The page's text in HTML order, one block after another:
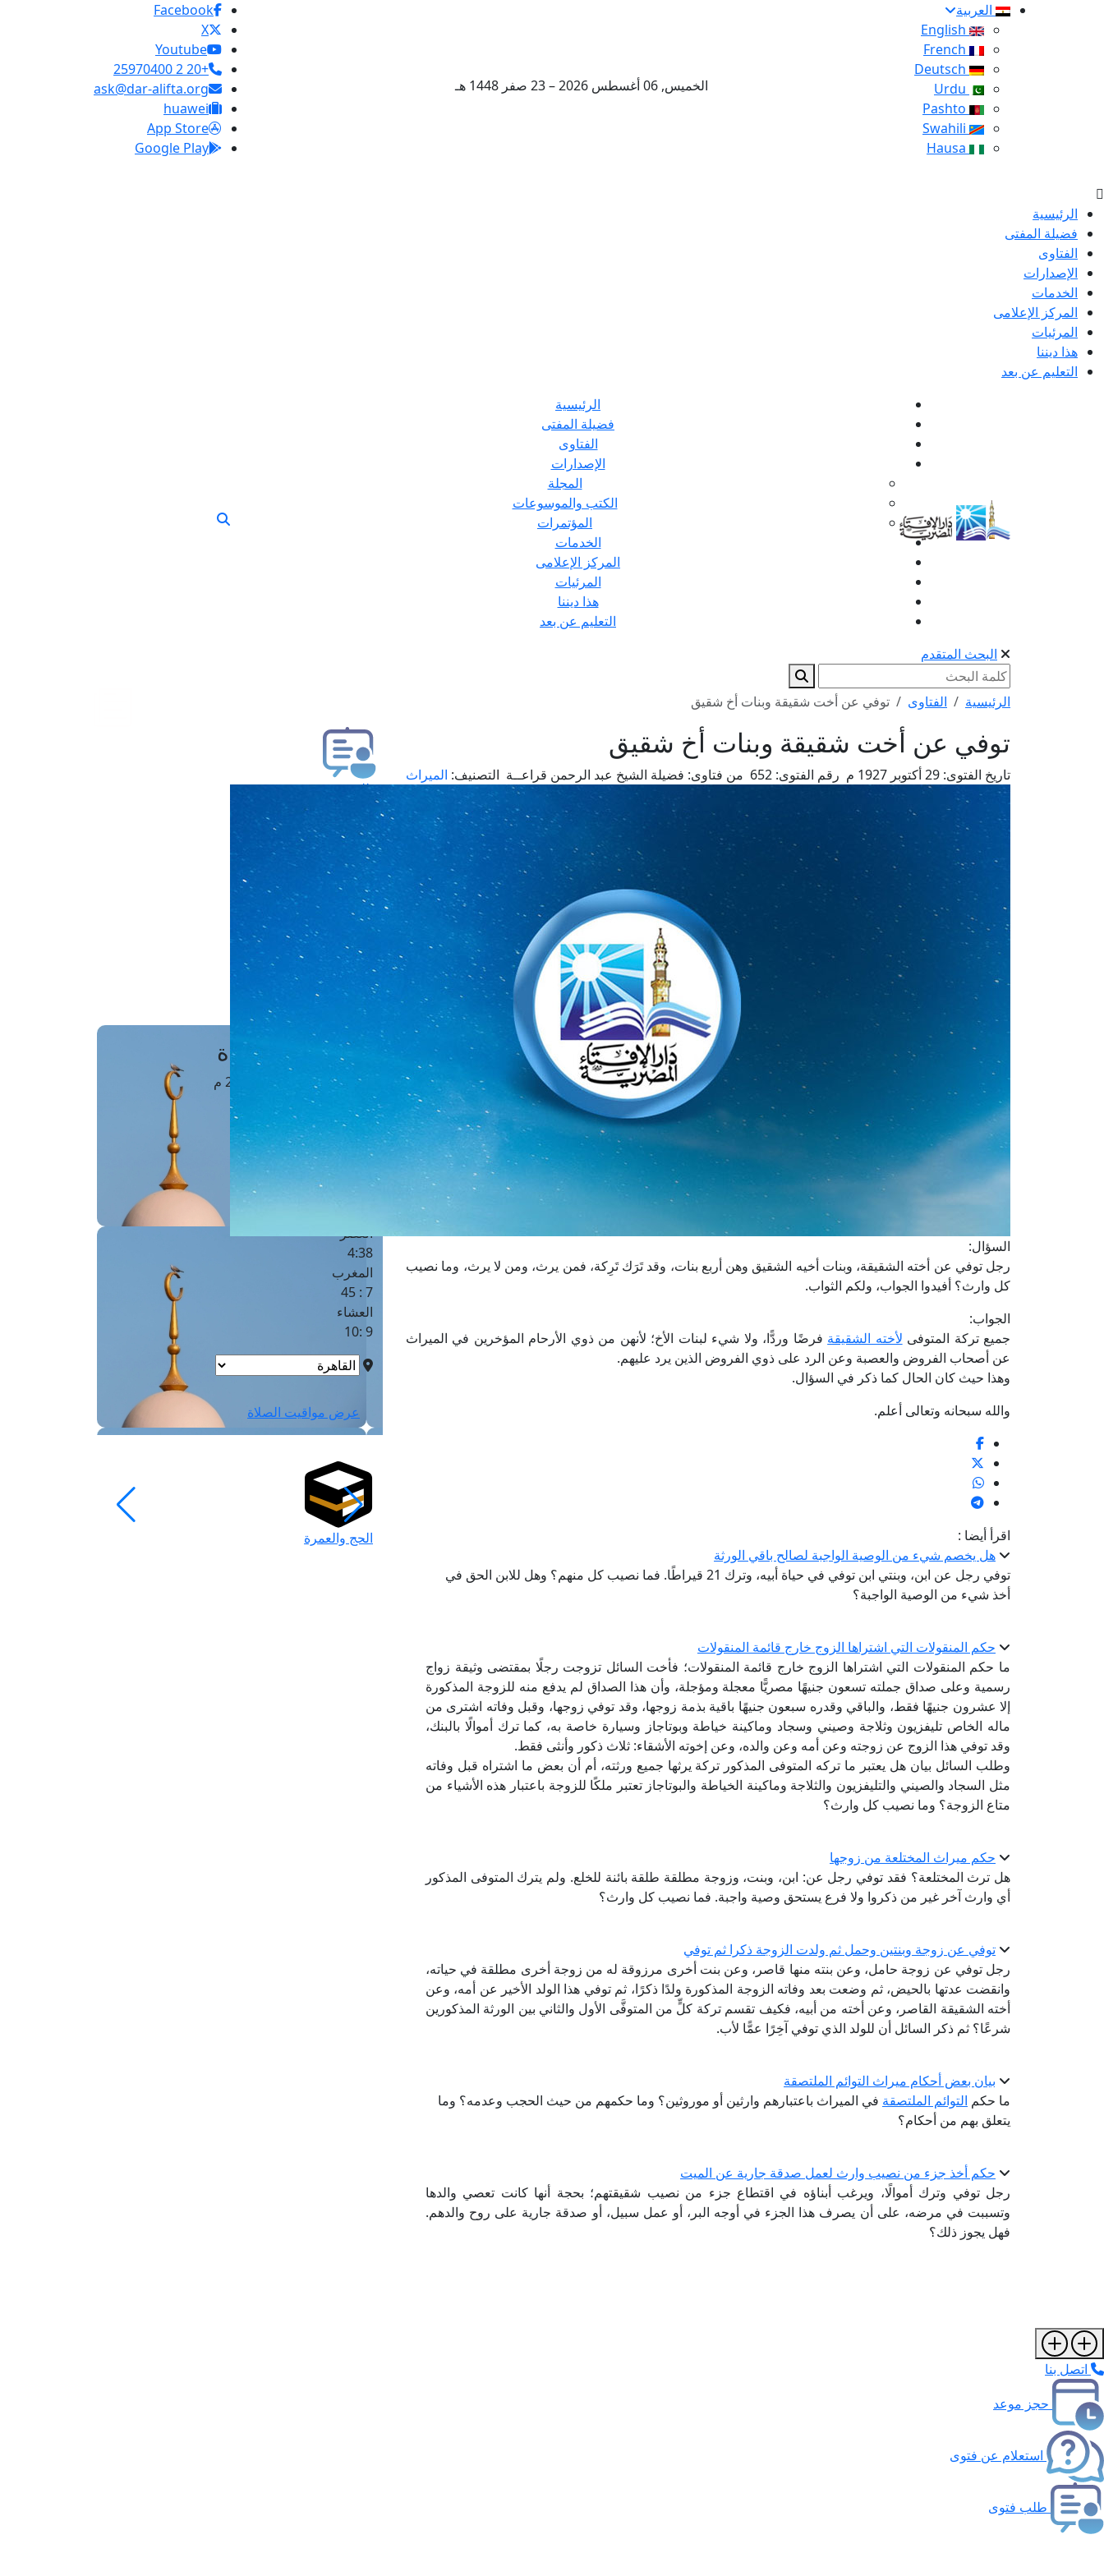
العربية
الخميس, 06 أغسطس 2026 – 23 صفر 1448 هـ
Facebook
X
Youtube
+20 2 25970400
ask@dar-alifta.org
huawei
App Store
Google Play
الرئيسية
فضيلة المفتى
الفتاوى
الإصدارات
الخدمات
المركز الإعلامى
المرئيات
هذا ديننا
التعليم عن بعد
الرئيسية
فضيلة المفتى
الفتاوى
الإصدارات
المجلة
الكتب والموسوعات
المؤتمرات
الخدمات
المركز الإعلامى
المرئيات
هذا ديننا
التعليم عن بعد
البحث المتقدم
الرئيسية الفتاوى توفي عن أخت شقيقة وبنات أخ شقيق
توفي عن أخت شقيقة وبنات أخ شقيق
تاريخ الفتوى: رقم الفتوى: من فتاوى: فضيلة الشيخ عبد الرحمن قراعــة التصنيف: الميراث
السؤال:
رجل ‏توفي عن أخته الشقيقة، وبنات أخيه الشقيق ‏وهن أربع بنات، وقد تَرَك تَرِكة، فمن ‏يرث، ومن لا يرث، وما نصيب
‏كل وارث؟ أفيدوا الجواب، ولكم ‏الثواب.‏
الجواب:
جميع تركة المتوفى لأخته الشقيقة فرضًا وردًّا، ولا ‏شيء لبنات الأخ؛ ‏لأنهن من ذوي الأرحام ‏المؤخرين في الميراث
عن ‏أصحاب الفروض والعصبة وعن ‏الرد على ذوي الفروض الذين ‏يرد عليهم.
وهذا حيث كان ‏الحال كما ذكر في السؤال.
والله ‏سبحانه وتعالى أعلم.‏
اقرأ أيضا :
هل يخصم شيء من الوصية الواجبة لصالح باقي الورثة
توفي رجل عن ابن، وبنتي ابن توفي في حياة أبيه، وترك 21 قيراطًا. فما نصيب كل منهم؟ وهل للابن الحق في
أخذ شيء من الوصية الواجبة؟
حكم المنقولات التي اشتراها الزوج خارج قائمة المنقولات
ما حكم المنقولات التي اشتراها الزوج خارج قائمة المنقولات؛ فأخت السائل تزوجت رجلًا بمقتضى وثيقة زواج
رسمية وعلى صداق جملته تسعون جنيهًا مصريًّا معجلة ومؤجلة، وأن هذا الصداق لم يدفع منه للزوجة المذكورة
إلا عشرون جنيهًا فقط، والباقي وقدره سبعون جنيهًا باقية بذمة زوجها، وقد توفي زوجها، وقبل وفاته اشترى من
ماله الخاص تليفزيون وثلاجة وصيني وسجاد وماكينة خياطة وبوتاجاز وسيارة خاصة به، كما ترك أموالًا بالبنك،
وقد توفي هذا الزوج عن زوجته وعن أمه وعن والده، وعن إخوته الأشقاء: ثلاث ذكور وأنثى فقط.
وطلب السائل بيان هل يعتبر ما تركه المتوفى المذكور تركة يرثها جميع ورثته، أم أن بعض ما اشتراه قبل وفاته
مثل السجاد والصيني والتليفزيون والثلاجة وماكينة الخياطة والبوتاجاز تعتبر ملكًا للزوجة باعتبار هذه الأشياء من
متاع الزوجة؟ وما نصيب كل وارث؟
حكم ميراث المختلعة من زوجها
هل ترث المختلعة؟ فقد توفي رجل عن: ابن، وبنت، وزوجة مطلقة طلقة بائنة للخلع. ولم يترك المتوفى المذكور
أي وارث آخر غير من ذكروا ولا فرع يستحق وصية واجبة. فما نصيب كل وارث؟
توفي عن زوجة وبنتين وحمل ثم ولدت الزوجة ذكرا ثم توفي
رجل توفي عن زوجة حامل، وعن بنته منها قاصر، وعن بنت أخرى مرزوقة له من زوجة أخرى مطلقة في حياته،
وانقضت عدتها بالحيض، ثم وضعت بعد وفاته الزوجة المذكورة ولدًا ذكرًا، ثم توفي هذا الولد الأخير عن أمه، وعن
أخته الشقيقة القاصر، وعن أخته من أبيه، فكيف تقسم تركة كلٍّ من المتوفَّى الأول والثاني بين الورثة المذكورين
شرعًا؟ ثم ذكر السائل أن للولد الذي توفي آخِرًا عمًّا لأب.
بيان بعض أحكام ميراث التوائم الملتصقة
ما حكم التوائم الملتصقة في الميراث باعتبارهم وارثين أو موروثين؟ وما حكمهم من حيث الحجب وعدمه؟ وما
يتعلق بهم من أحكام؟
حكم أخذ جزء من نصيب وارث لعمل صدقة جارية عن الميت
رجل توفي وترك أموالًا، ويرغب أبناؤه في اقتطاع جزء من نصيب شقيقتهم؛ بحجة أنها كانت تعصي والدها
وتسببت في مرضه، على أن يصرف هذا الجزء في أوجه البر، أو عمل سبيل، أو صدقة جارية على روح والدهم.
فهل يجوز ذلك؟
طلب فتوى
استعلام عن فتوى
حجز موعد
الفتوى الهاتفية
مَواقِيتُ الصَّـــلاة
القاهرة · 06 أغسطس 2026 م
الفجر
4 :40
الشروق
العصر
4:38
المغرب
7 : 45
العشاء
9 :10
عرض مواقيت الصلاة
الحج والعمرة
اتصل بنا
حجز موعد
استعلام عن فتوى
طلب فتوى